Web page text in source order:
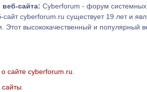
веб-сайта: Cyberforum - форум системных
cyberforum.ru существует 19 лет и
высококачественный и популярный
сайте cyberforum.ru
сайты.